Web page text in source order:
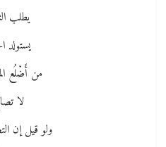
يطلب
يستولد
من أَضْلُع
لا
ولو قيل إن